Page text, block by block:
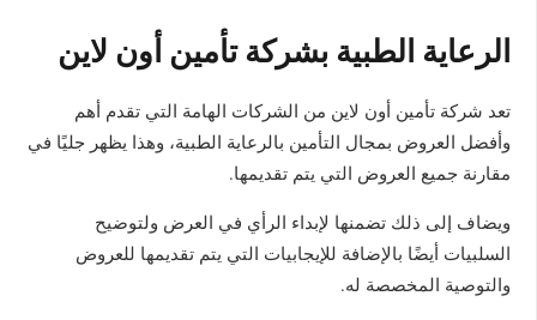
الرعاية الطبية بشركة تأمين أون لاين
تعد شركة تأمين أون لاين من الشركات الهامة التي تقدم أهم
وأفضل العروض بمجال التأمين بالرعاية الطبية، وهذا يظهر جليًا في
مقارنة جميع العروض التي يتم تقديمها.
ويضاف إلى ذلك تضمنها لإبداء الرأي في العرض ولتوضيح
السلبيات أيضًا بالإضافة للإيجابيات التي يتم تقديمها للعروض
والتوصية المخصصة له.